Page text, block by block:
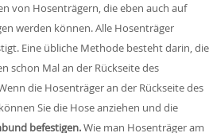
von Hosenträgern, die eben auch auf
werden können. Alle Hosenträger
Eine übliche Methode besteht darin, die
schon Mal an der Rückseite des
die Hosenträger an der Rückseite des
Sie die Hose anziehen und die
befestigen.Wie man Hosenträger am